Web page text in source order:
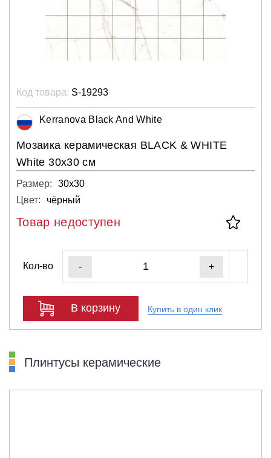
Код товара: S-19293
Kerranova Black And White
Мозаика керамическая BLACK & WHITE
White 30х30 см
Размер:
30х30
Цвет:
чёрный
Товар недоступен
Кол-во - +
В корзину Купить в один клик
Плинтусы керамические